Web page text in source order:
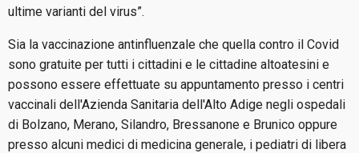
ultime varianti del virus”.
Sia la vaccinazione antinfluenzale che quella contro il Covid
sono gratuite per tutti i cittadini e le cittadine altoatesini e
possono essere effettuate su appuntamento presso i centri
vaccinali dell'Azienda Sanitaria dell'Alto Adige negli ospedali
di Bolzano, Merano, Silandro, Bressanone e Brunico oppure
presso alcuni medici di medicina generale, i pediatri di libera